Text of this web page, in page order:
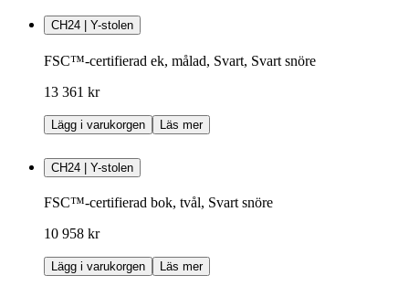
CH24 | Y-stolen
FSC™-certifierad ek, målad, Svart, Svart snöre
13 361 kr
Lägg i varukorgen Läs mer
CH24 | Y-stolen
FSC™-certifierad bok, tvål, Svart snöre
10 958 kr
Lägg i varukorgen Läs mer